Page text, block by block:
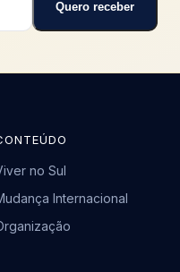
Quero receber
no Sul
Internacional